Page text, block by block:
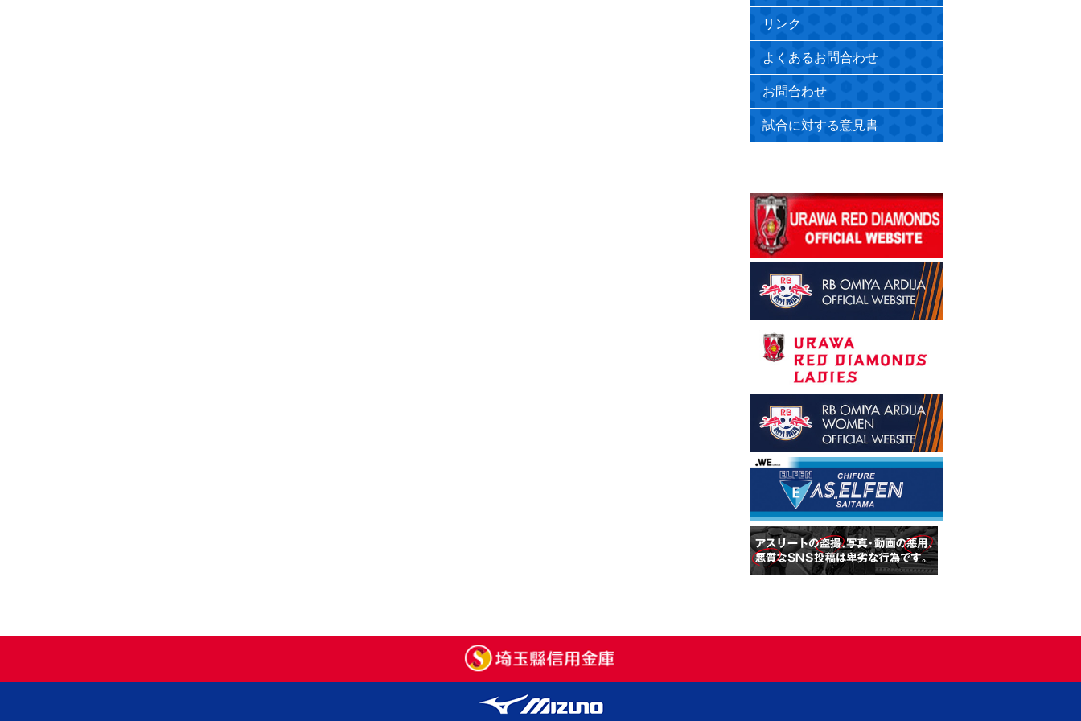
リンク
よくあるお問合わせ
お問合わせ
試合に対する意見書